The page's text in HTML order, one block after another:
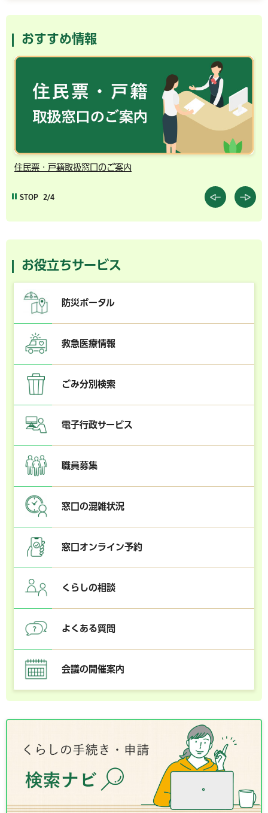
おすすめ情報
住民票・戸籍取扱窓口のご案内
STOP 2/4
お役立ちサービス
防災ポータル
救急医療情報
ごみ分別検索
電子行政サービス
職員募集
窓口の混雑状況
窓口オンライン予約
くらしの相談
よくある質問
会議の開催案内